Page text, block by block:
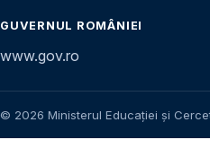
GUVERNUL ROMÂNIEI
www.gov.ro
© 2026 Ministerul Educației și